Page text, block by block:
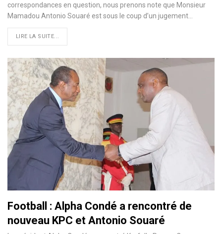
correspondances en question, nous prenons note que Monsieur
Mamadou Antonio Souaré est sous le coup d’un jugement
LIRE LA SUITE...
Football : Alpha Condé a rencontré de
nouveau KPC et Antonio Souaré